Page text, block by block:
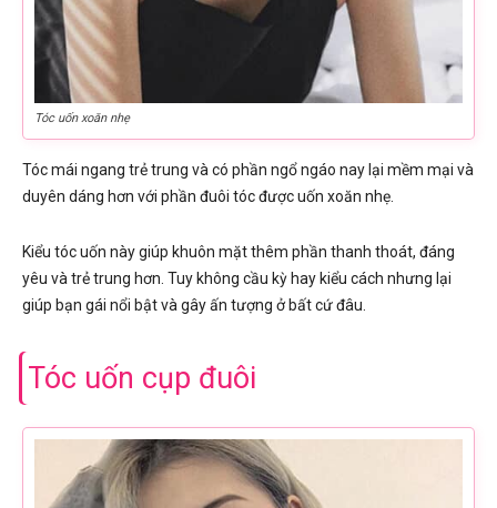
Tóc uốn xoăn nhẹ
Tóc mái ngang trẻ trung và có phần ngổ ngáo nay lại mềm mại và
duyên dáng hơn với phần đuôi tóc được uốn xoăn nhẹ.
Kiểu tóc uốn này giúp khuôn mặt thêm phần thanh thoát, đáng
yêu và trẻ trung hơn. Tuy không cầu kỳ hay kiểu cách nhưng lại
giúp bạn gái nổi bật và gây ấn tượng ở bất cứ đâu.
Tóc uốn cụp đuôi